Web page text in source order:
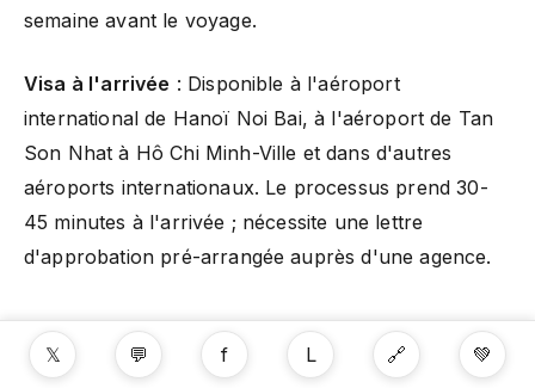
semaine avant le voyage.
Visa à l'arrivée : Disponible à l'aéroport
international de Hanoï Noi Bai, à l'aéroport de Tan
Son Nhat à Hô Chi Minh-Ville et dans d'autres
aéroports internationaux. Le processus prend 30-
45 minutes à l'arrivée ; nécessite une lettre
d'approbation pré-arrangée auprès d'une agence.
Informations pratiques
𝕏 💬 f L 🔗 💚